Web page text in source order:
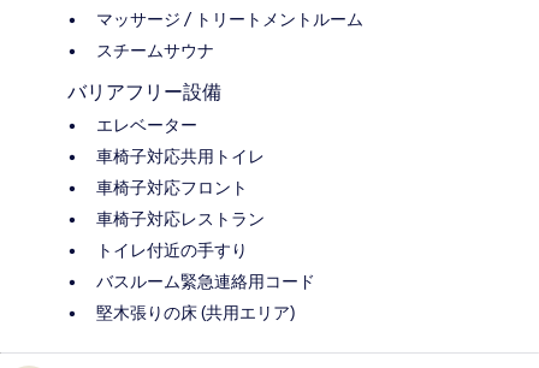
マッサージ / トリートメントルーム
スチームサウナ
バリアフリー設備
エレベーター
車椅子対応共用トイレ
車椅子対応フロント
車椅子対応レストラン
トイレ付近の手すり
バスルーム緊急連絡用コード
堅木張りの床 (共用エリア)